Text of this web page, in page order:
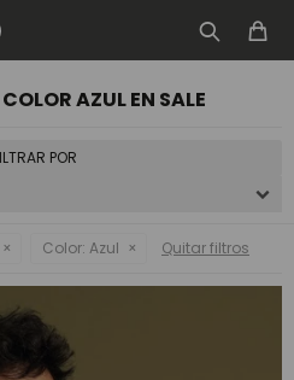
AZUL EN SALE
Color: Azul Quitar filtros